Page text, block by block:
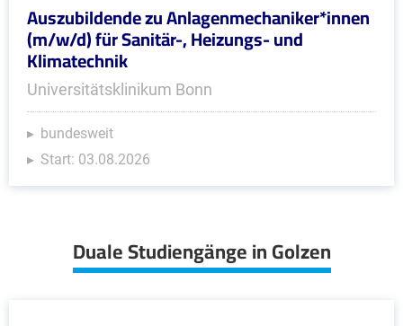
Auszubildende zu Anlagenmechaniker*innen
(m/w/d) für Sanitär-, Heizungs- und
Klimatechnik
Universitätsklinikum Bonn
bundesweit
Start: 03.08.2026
Duale Studiengänge in Golzen